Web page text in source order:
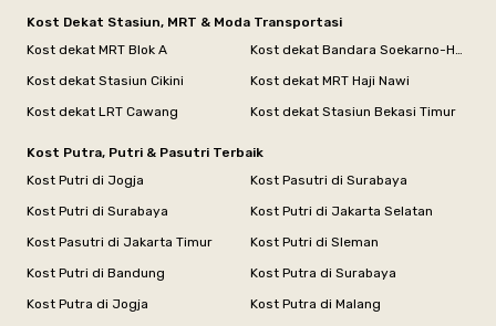
Kost Dekat Stasiun, MRT & Moda Transportasi
Kost dekat MRT Blok A
Kost dekat Bandara Soekarno-Hatta
Kost dekat Stasiun Cikini
Kost dekat MRT Haji Nawi
Kost dekat LRT Cawang
Kost dekat Stasiun Bekasi Timur
Kost Putra, Putri & Pasutri Terbaik
Kost Putri di Jogja
Kost Pasutri di Surabaya
Kost Putri di Surabaya
Kost Putri di Jakarta Selatan
Kost Pasutri di Jakarta Timur
Kost Putri di Sleman
Kost Putri di Bandung
Kost Putra di Surabaya
Kost Putra di Jogja
Kost Putra di Malang